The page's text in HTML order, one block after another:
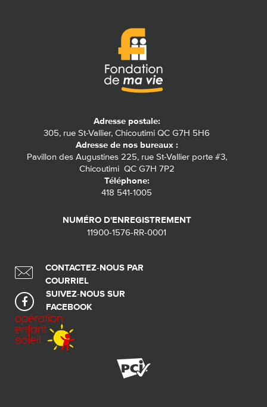
Adresse postale:
305, rue St-Vallier, Chicoutimi QC G7H 5H6
Adresse de nos bureaux :
Pavillon des Augustines 225, rue St-Vallier porte #3,
Chicoutimi QC G7H 7P2
Téléphone:
418 541-1005
NUMÉRO D'ENREGISTREMENT
11900-1576-RR-0001
CONTACTEZ-NOUS PAR
COURRIEL
SUIVEZ-NOUS SUR
FACEBOOK